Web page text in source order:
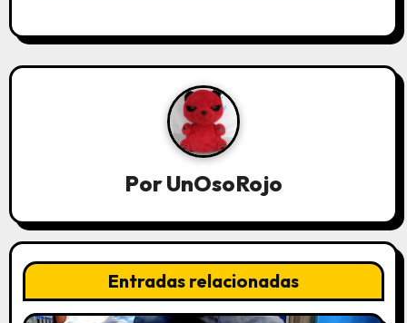
PorUnOsoRojo
Entradas relacionadas